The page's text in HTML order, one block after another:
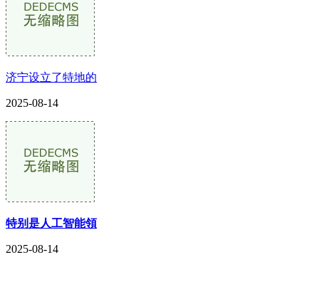
济宁设立了特地的
2025-08-14
特别是人工智能領
2025-08-14